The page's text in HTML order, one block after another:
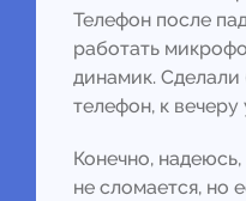
Телефон после
работать
динамик.
телефон, к
Конечно,
не сломается, но